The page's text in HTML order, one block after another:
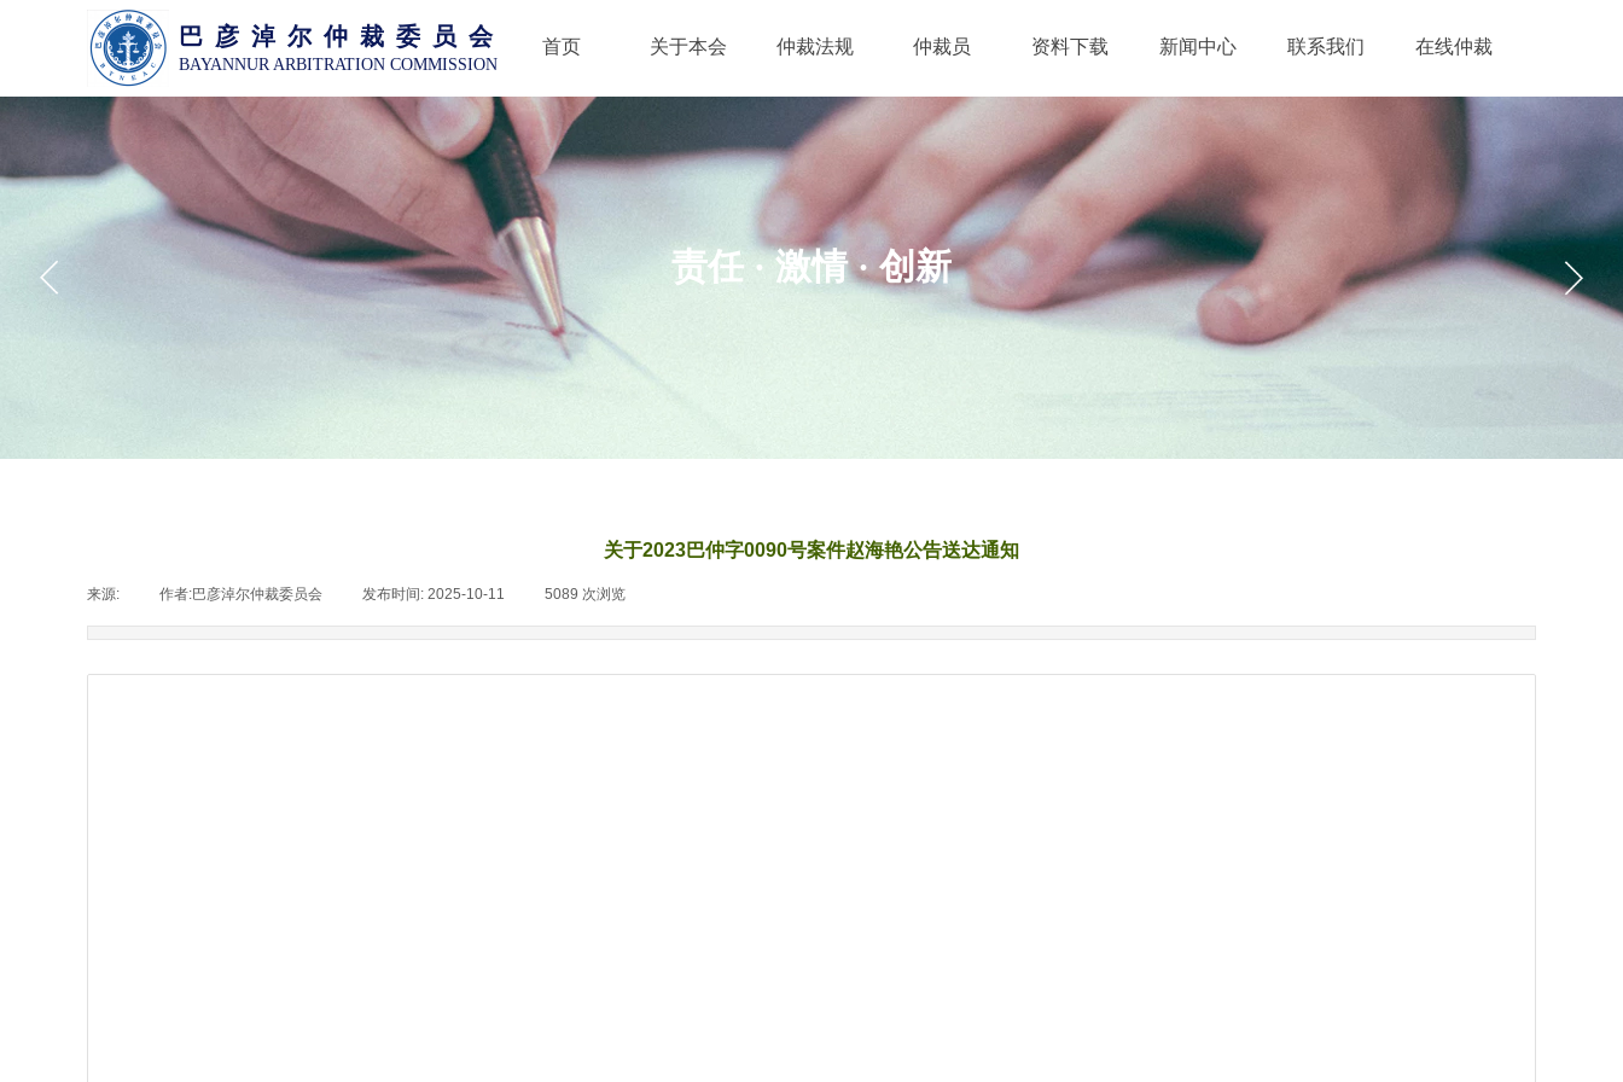
巴 彦 淖 尔 仲 裁 委 员 会
BAYANNUR ARBITRATION COMMISSION
首页 关于本会 仲裁法规 仲裁员 资料下载 新闻中心 联系我们 在线仲裁
责任 · 激情· 创新
关于2023巴仲字0090号案件赵海艳公告送达通知
来源: 作者:巴彦淖尔仲裁委员会 发布时间: 2025-10-11 5089 次浏览